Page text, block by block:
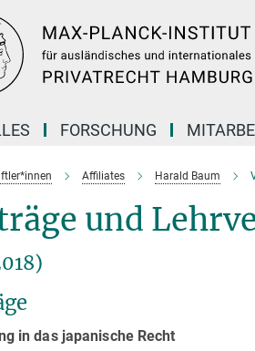
FORSCHUNG
Affiliates Harald Baum
und
in das japanische Recht